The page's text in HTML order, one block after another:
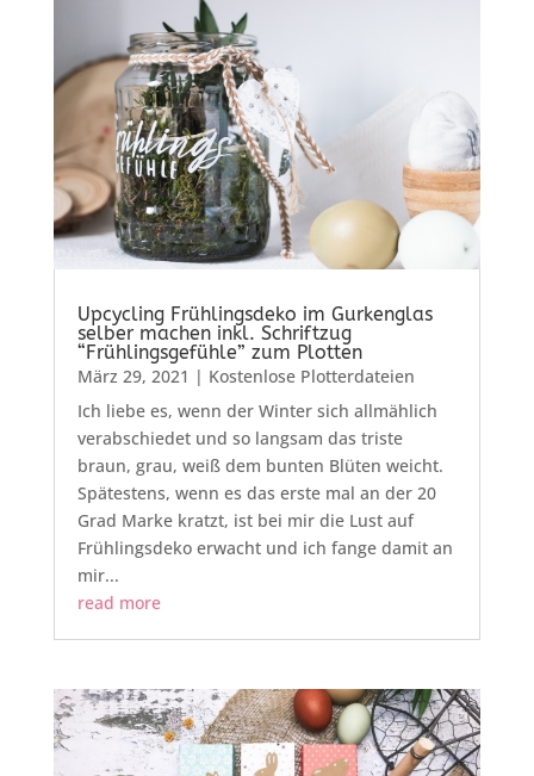
Upcycling Frühlingsdeko im Gurkenglas
selber machen inkl. Schriftzug
“Frühlingsgefühle” zum Plotten
März 29, 2021 | Kostenlose Plotterdateien
Ich liebe es, wenn der Winter sich allmählich
verabschiedet und so langsam das triste
braun, grau, weiß dem bunten Blüten weicht.
Spätestens, wenn es das erste mal an der 20
Grad Marke kratzt, ist bei mir die Lust auf
Frühlingsdeko erwacht und ich fange damit an
mir...
read more